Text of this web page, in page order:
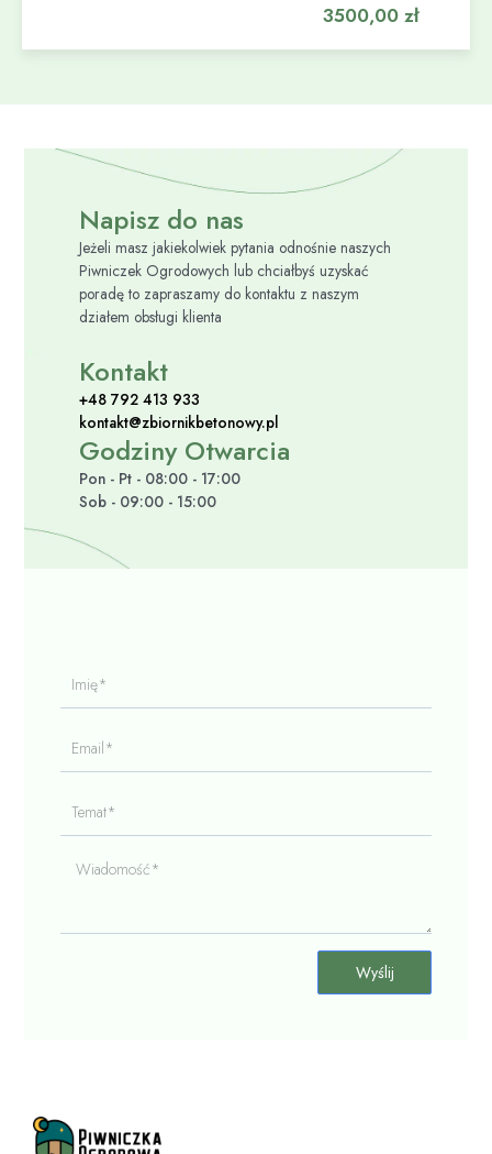
3500,00 zł
Napisz do nas
Jeżeli masz jakiekolwiek pytania odnośnie naszych
Piwniczek Ogrodowych lub chciałbyś uzyskać
poradę to zapraszamy do kontaktu z naszym
działem obsługi klienta
Kontakt
+48 792 413 933
kontakt@zbiornikbetonowy.pl
Godziny Otwarcia
Pon - Pt - 08:00 - 17:00
Sob - 09:00 - 15:00
Email*
Wiadomość*
Wyślij